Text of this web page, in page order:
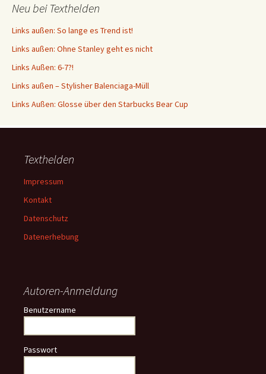
Neu bei Texthelden
Links außen: So lange es Trend ist!
Links außen: Ohne Stanley geht es nicht
Links Außen: 6-7?!
Links außen – Stylisher Balenciaga-Müll
Links Außen: Glosse über den Starbucks Bear Cup
Texthelden
Impressum
Kontakt
Datenschutz
Datenerhebung
Autoren-Anmeldung
Benutzername
Passwort